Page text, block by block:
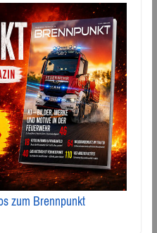
zum Brennpunkt